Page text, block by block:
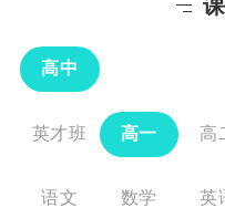
高中
英才班 高一 高
语文 数学 英